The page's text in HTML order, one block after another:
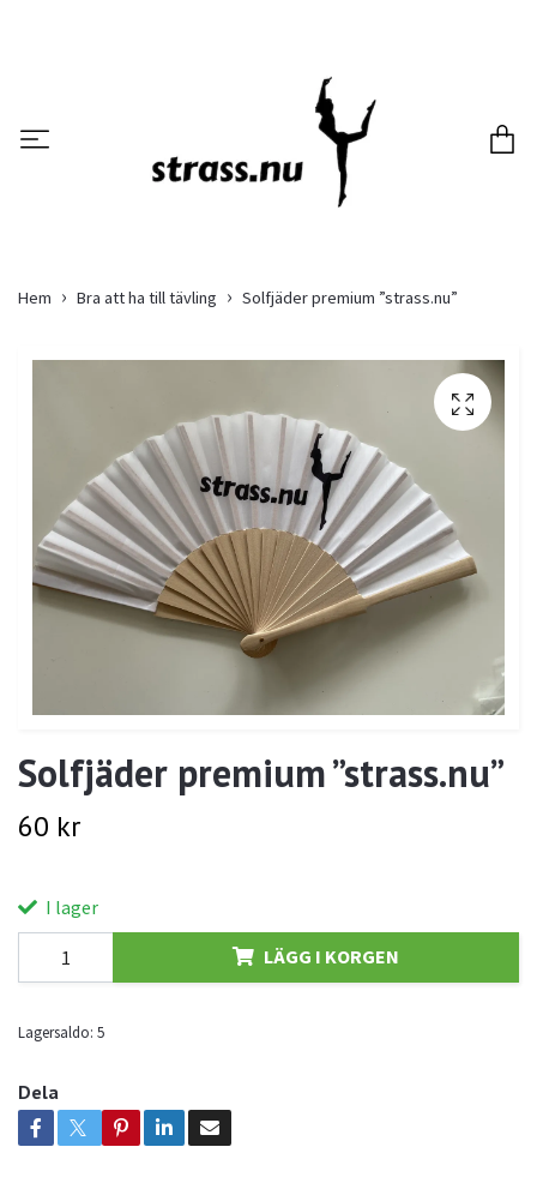
Hem Bra att ha till tävling Solfjäder premium ”strass.nu”
Solfjäder premium ”strass.nu”
60 kr
I lager
LÄGG I KORGEN
Lagersaldo: 5
Dela